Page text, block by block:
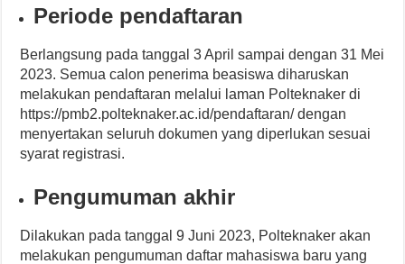
Periode pendaftaran
Berlangsung pada tanggal 3 April sampai dengan 31 Mei
2023. Semua calon penerima beasiswa diharuskan
melakukan pendaftaran melalui laman Polteknaker di
https://pmb2.polteknaker.ac.id/pendaftaran/ dengan
menyertakan seluruh dokumen yang diperlukan sesuai
syarat registrasi.
Pengumuman akhir
Dilakukan pada tanggal 9 Juni 2023, Polteknaker akan
melakukan pengumuman daftar mahasiswa baru yang